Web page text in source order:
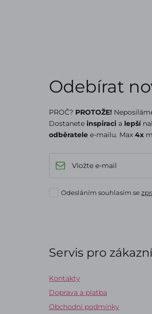
Odebírat
PROČ? PROTOŽE!
Dostanete inspiraci a lepší
odběratele e-mailu. Max 4x
Odesláním souhlasím se
Servis pro
Kontakty
Doprava a platba
Obchodní podmínky